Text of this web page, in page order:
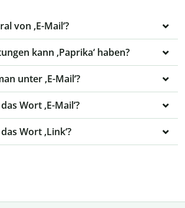
von ‚E-Mail‘?
kann ‚Paprika‘ haben?
unter ‚E-Mail‘?
Wort ‚E-Mail‘?
Wort ‚Link‘?